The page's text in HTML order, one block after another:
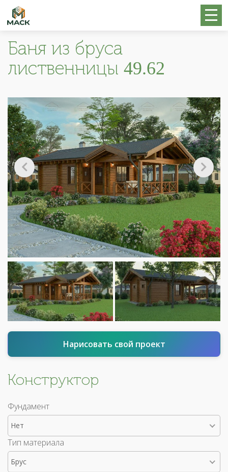
Баня из бруса
лиственницы 49.62
Нарисовать свой проект
Конструктор
Фундамент
Нет
Тип материала
Брус